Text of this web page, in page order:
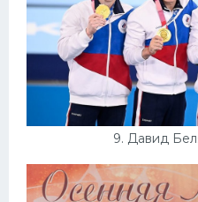
9. Давид